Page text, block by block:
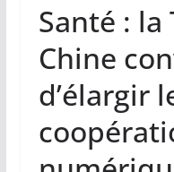
Santé : la
Chine
d’élargir